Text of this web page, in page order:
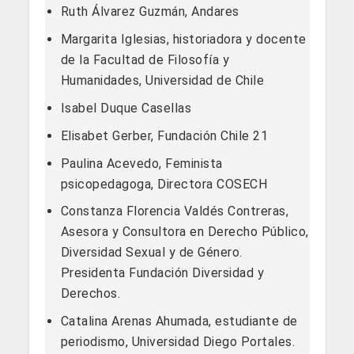
Ruth Álvarez Guzmán, Andares
Margarita Iglesias, historiadora y docente
de la Facultad de Filosofía y
Humanidades, Universidad de Chile
Isabel Duque Casellas
Elisabet Gerber, Fundación Chile 21
Paulina Acevedo, Feminista
psicopedagoga, Directora COSECH
Constanza Florencia Valdés Contreras,
Asesora y Consultora en Derecho Público,
Diversidad Sexual y de Género.
Presidenta Fundación Diversidad y
Derechos.
Catalina Arenas Ahumada, estudiante de
periodismo, Universidad Diego Portales.